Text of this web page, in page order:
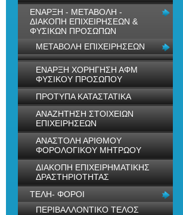
ΕΝΑΡΞΗ - ΜΕΤΑΒΟΛΗ -
ΔΙΑΚΟΠΗ ΕΠΙΧΕΙΡΗΣΕΩΝ &
ΦΥΣΙΚΩΝ ΠΡΟΣΩΠΩΝ
ΜΕΤΑΒΟΛΗ ΕΠΙΧΕΙΡΗΣΕΩΝ
ΕΝΑΡΞΗ ΧΟΡΗΓΗΣΗ ΑΦΜ
ΦΥΣΙΚΟΥ ΠΡΟΣΩΠΟΥ
ΠΡΟΤΥΠΑ ΚΑΤΑΣΤΑΤΙΚΑ
ΑΝΑΖΗΤΗΣΗ ΣΤΟΙΧΕΙΩΝ
ΕΠΙΧΕΙΡΗΣΕΩΝ
ΑΝΑΣΤΟΛΗ ΑΡΙΘΜΟΥ
ΦΟΡΟΛΟΓΙΚΟΥ ΜΗΤΡΩΟΥ
ΔΙΑΚΟΠΗ ΕΠΙΧΕΙΡΗΜΑΤΙΚΗΣ
ΔΡΑΣΤΗΡΙΟΤΗΤΑΣ
ΤΕΛΗ- ΦΟΡΟΙ
ΠΕΡΙΒΑΛΛΟΝΤΙΚΟ ΤΕΛΟΣ